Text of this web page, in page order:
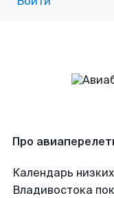
Про
Календарь
Владивостока